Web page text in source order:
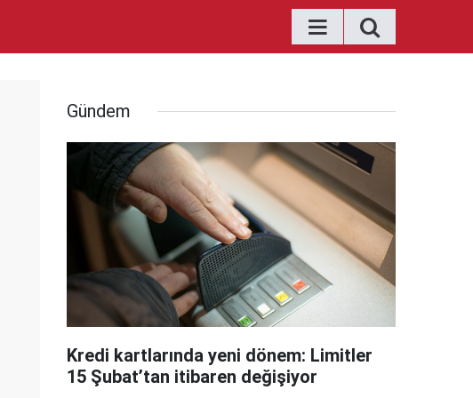
Gündem
Kredi kartlarında yeni dönem: Limitler
15 Şubat’tan itibaren değişiyor